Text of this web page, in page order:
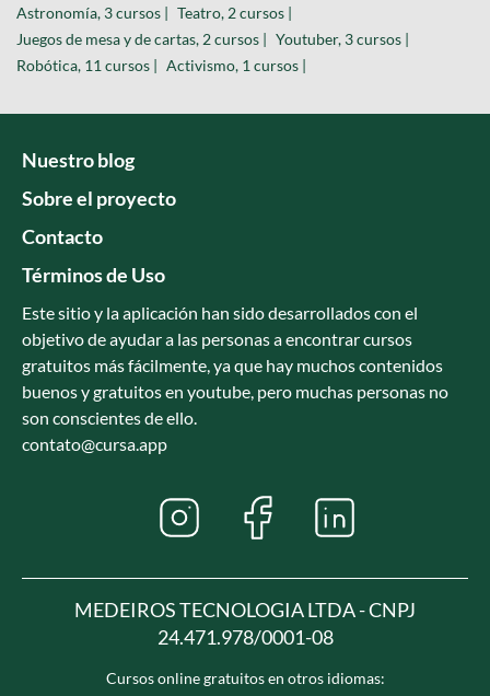
Astronomía, 3 cursos | Teatro, 2 cursos |
Juegos de mesa y de cartas, 2 cursos | Youtuber, 3 cursos |
Robótica, 11 cursos | Activismo, 1 cursos |
Nuestro blog
Sobre el proyecto
Contacto
Términos de Uso
Este sitio y la aplicación han sido desarrollados con el
objetivo de ayudar a las personas a encontrar cursos
gratuitos más fácilmente, ya que hay muchos contenidos
buenos y gratuitos en youtube, pero muchas personas no
son conscientes de ello.
contato@cursa.app
MEDEIROS TECNOLOGIA LTDA - CNPJ
24.471.978/0001-08
Cursos online gratuitos en otros idiomas: